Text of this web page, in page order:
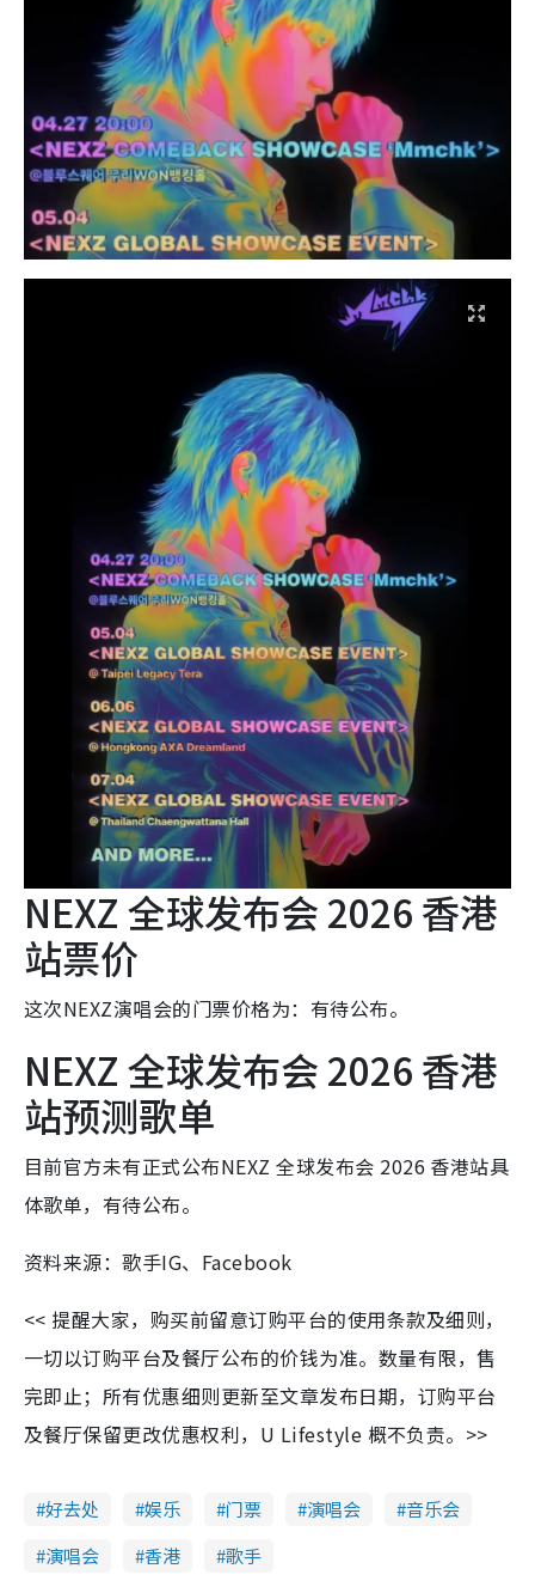
NEXZ 全球发布会 2026 香港
站票价
这次NEXZ演唱会的门票价格为：有待公布。
NEXZ 全球发布会 2026 香港
站预测歌单
目前官方未有正式公布NEXZ 全球发布会 2026 香港站具
体歌单，有待公布。
资料来源：歌手IG、Facebook
<< 提醒大家，购买前留意订购平台的使用条款及细则，
一切以订购平台及餐厅公布的价钱为准。数量有限，售
完即止；所有优惠细则更新至文章发布日期，订购平台
及餐厅保留更改优惠权利，U Lifestyle 概不负责。>>
好去处 娱乐 门票 演唱会
音乐会
演唱会
香港 歌手